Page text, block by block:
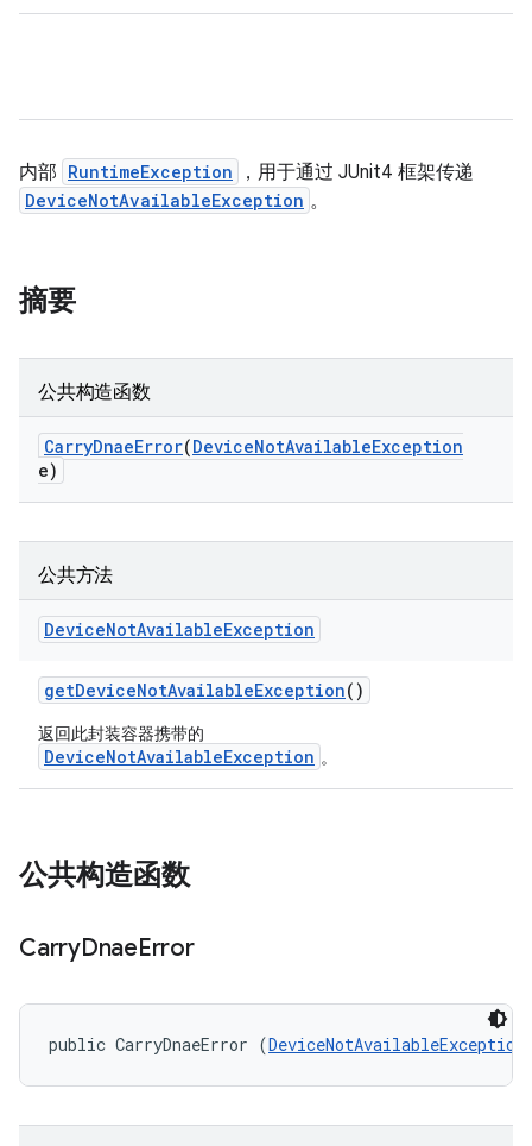
内部 RuntimeException ，用于通过 JUnit4 框架传递
DeviceNotAvailableException 。
摘要
公共构造函数
CarryDnaeError(DeviceNotAvailableException
e)
公共方法
DeviceNotAvailableException
getDeviceNotAvailableException()
返回此封装容器携带的
DeviceNotAvailableException 。
公共构造函数
CarryDnaeError
public CarryDnaeError (DeviceNotAvailableException